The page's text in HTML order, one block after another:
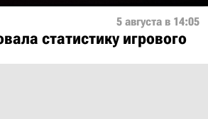
5 августа в 14:05
статистику игрового